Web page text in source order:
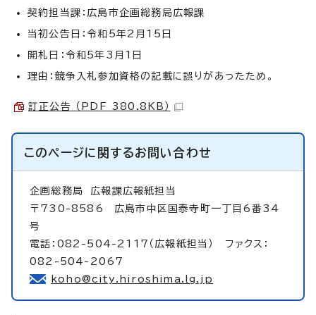
契約担当課：広島市企画総務局広報課
当初公告日：令和5年2月15日
開札日：令和5年3月1日
理由：競争入札参加資格の記載に誤りがあったため。
訂正公告 （PDF 380.8KB）
このページに関するお問い合わせ
企画総務局 広報課広報紙担当
〒730-8586 広島市中区国泰寺町一丁目6番34
号
電話：082-504-2117（広報紙担当） ファクス：
082-504-2067
koho@city.hiroshima.lg.jp